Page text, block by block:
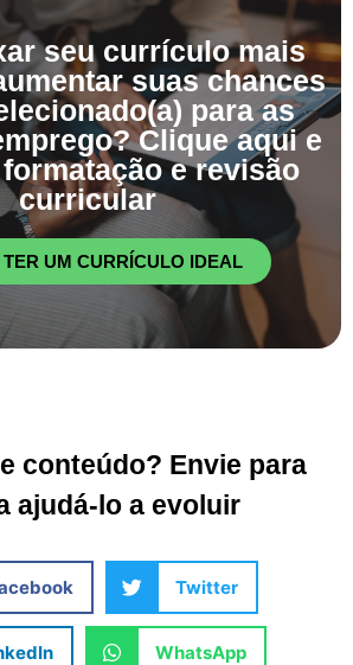
seu currículo mais
suas chances
para as
Clique aqui e
e revisão
curricular
UM CURRÍCULO IDEAL
conteúdo? Envie para
ajudá-lo a evoluir
Twitter
WhatsApp